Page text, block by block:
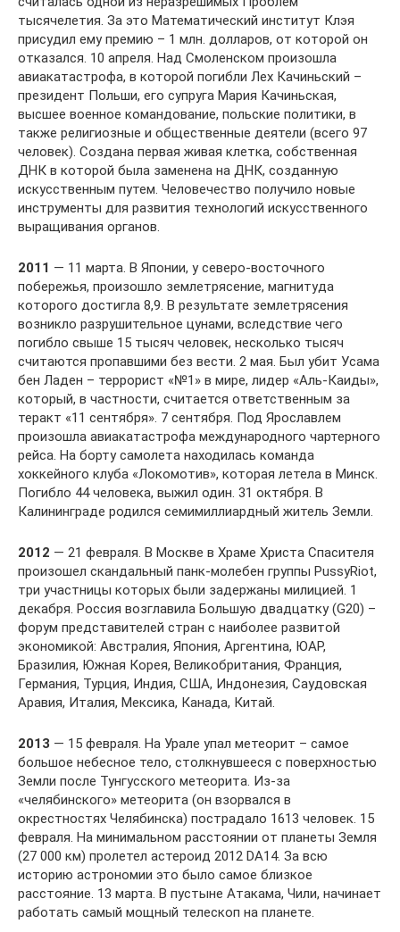
тысячелетия. За это Математический институт Клэя
присудил ему премию – 1 млн. долларов, от которой он
отказался. 10 апреля. Над Смоленском произошла
авиакатастрофа, в которой погибли Лех Качиньский –
президент Польши, его супруга Мария Качиньская,
высшее военное командование, польские политики, в
также религиозные и общественные деятели (всего 97
человек). Создана первая живая клетка, собственная
ДНК в которой была заменена на ДНК, созданную
искусственным путем. Человечество получило новые
инструменты для развития технологий искусственного
выращивания органов.
2011 — 11 марта. В Японии, у северо-восточного
побережья, произошло землетрясение, магнитуда
которого достигла 8,9. В результате землетрясения
возникло разрушительное цунами, вследствие чего
погибло свыше 15 тысяч человек, несколько тысяч
считаются пропавшими без вести. 2 мая. Был убит Усама
бен Ладен – террорист «№1» в мире, лидер «Аль-Каиды»,
который, в частности, считается ответственным за
теракт «11 сентября». 7 сентября. Под Ярославлем
произошла авиакатастрофа международного чартерного
рейса. На борту самолета находилась команда
хоккейного клуба «Локомотив», которая летела в Минск.
Погибло 44 человека, выжил один. 31 октября. В
Калининграде родился семимиллиардный житель Земли.
2012 — 21 февраля. В Москве в Храме Христа Спасителя
произошел скандальный панк-молебен группы PussyRiot,
три участницы которых были задержаны милицией. 1
декабря. Россия возглавила Большую двадцатку (G20) –
форум представителей стран с наиболее развитой
экономикой: Австралия, Япония, Аргентина, ЮАР,
Бразилия, Южная Корея, Великобритания, Франция,
Германия, Турция, Индия, США, Индонезия, Саудовская
Аравия, Италия, Мексика, Канада, Китай.
2013 — 15 февраля. На Урале упал метеорит – самое
большое небесное тело, столкнувшееся с поверхностью
Земли после Тунгусского метеорита. Из-за
«челябинского» метеорита (он взорвался в
окрестностях Челябинска) пострадало 1613 человек. 15
февраля. На минимальном расстоянии от планеты Земля
(27 000 км) пролетел астероид 2012 DA14. За всю
историю астрономии это было самое близкое
расстояние. 13 марта. В пустыне Атакама, Чили, начинает
работать самый мощный телескоп на планете.